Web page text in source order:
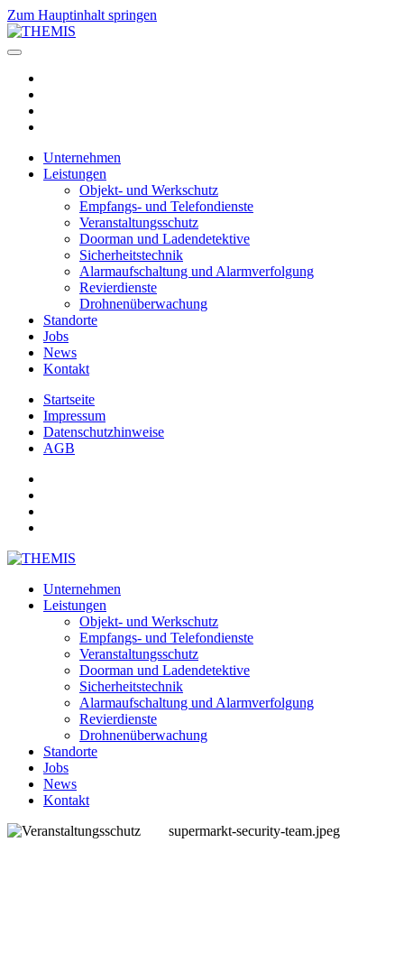
Zum Hauptinhalt springen
Unternehmen
Leistungen
Objekt- und Werkschutz
Empfangs- und Telefondienste
Veranstaltungsschutz
Doorman und Ladendetektive
Sicherheitstechnik
Alarmaufschaltung und Alarmverfolgung
Revierdienste
Drohnenüberwachung
Standorte
Jobs
News
Kontakt
Startseite
Impressum
Datenschutzhinweise
AGB
Unternehmen
Leistungen
Objekt- und Werkschutz
Empfangs- und Telefondienste
Veranstaltungsschutz
Doorman und Ladendetektive
Sicherheitstechnik
Alarmaufschaltung und Alarmverfolgung
Revierdienste
Drohnenüberwachung
Standorte
Jobs
News
Kontakt
supermarkt-security-team.jpeg